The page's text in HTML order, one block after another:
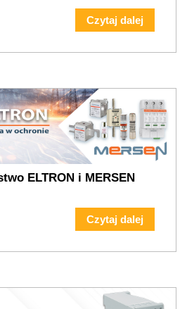
Czytaj dalej
ELTRON i MERSEN
Czytaj dalej